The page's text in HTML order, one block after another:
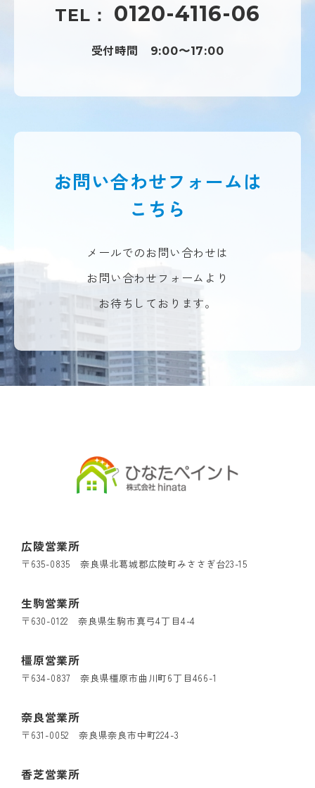
TEL： 0120-4116-06
受付時間 9:00〜17:00
お問い合わせフォームは
こちら
メールでのお問い合わせは
お問い合わせフォームより
お待ちしております。
広陵営業所
〒635-0835 奈良県北葛城郡広陵町みささぎ台23-15
奈良営業所
〒631-0052 奈良県奈良市中町224-3
生駒営業所
〒630-0122 奈良県生駒市真弓4丁目4-4
香芝営業所
橿原営業所
〒634-0837 奈良県橿原市曲川町6丁目466-1